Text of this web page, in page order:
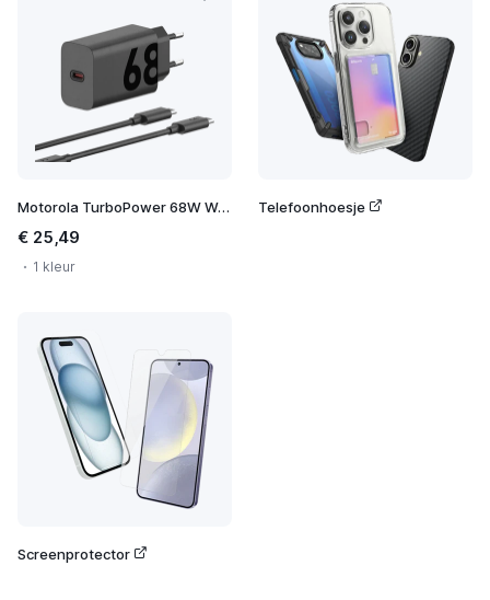
Motorola TurboPower 68W Wall Charger
€ 25,49
1 kleur
Telefoonhoesje
Screenprotector